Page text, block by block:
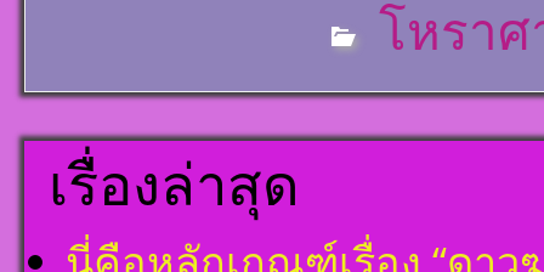
อาทิตย์ ตั้งชื่อดี เป็น
มงคล ชื่อมงคล ตั้งชื่อ
เลขศาสตร์ มหาทักษา
พลังดาวพระเคราะห์
ตั้งดวงถอดดาวด้วย
โหราศาตร์ ๑๐ ลัคนา
ออกมาเป็นจุดอ่อนจุด
แข็งแก้ไขข้อบกพร่อง
ในพื้นดวงชาตา
โหรา
เรื่องล่าสุด
นี่คือหลักเกณฑ์เรื่อง “ดา